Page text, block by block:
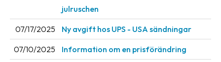
Prohibited
and
dangerous
content
julruschen
07/17/2025 Ny avgift hos UPS - USA sändningar
07/10/2025 Information om en prisförändring